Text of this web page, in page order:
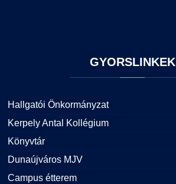
GYORSLINKEK
Hallgatói Önkormányzat
Kerpely Antal Kollégium
Könyvtár
Dunaújváros MJV
Campus étterem